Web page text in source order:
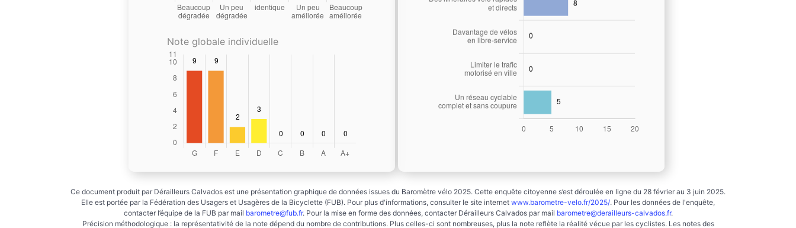
Note globale individuelle
Ce document produit par Dérailleurs Calvados est une présentation graphique de données issues du Baromètre vélo 2025. Cette enquête citoyenne s’est déroulée en ligne du 28 février au 3 juin 2025.
Elle est portée par la Fédération des Usagers et Usagères de la Bicyclette (FUB). Pour plus d'informations, consulter le site internet www.barometre-velo.fr/2025/. Pour les données de l'enquête,
contacter l’équipe de la FUB par mail barometre@fub.fr. Pour la mise en forme des données, contacter Dérailleurs Calvados par mail barometre@derailleurs-calvados.fr.
Précision méthodologique : la représentativité de la note dépend du nombre de contributions. Plus celles-ci sont nombreuses, plus la note reflète la réalité vécue par les cyclistes. Les notes des